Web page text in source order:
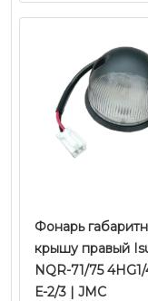
Фонарь
крышу правый
NQR-71/75
Е-2/3 | JMC